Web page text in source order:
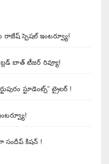
రాజేష్ స్పెషల్ ఇంటర్వ్యూ!
బాత్ టీజర్ రివ్యూ!
స్టూడెంట్స్” ట్రైలర్ !
గా సందీప్ కిషన్ !